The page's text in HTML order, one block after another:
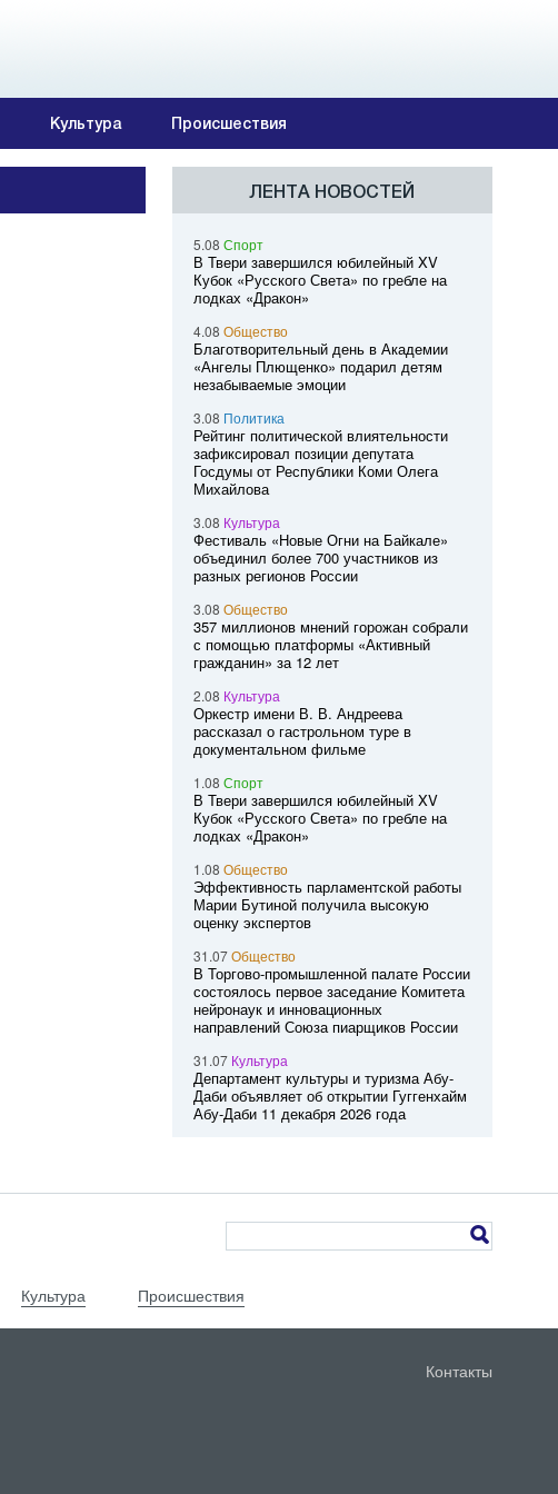
Культура Происшествия
ЛЕНТА НОВОСТЕЙ
5.08 Спорт
В Твери завершился юбилейный XV
Кубок «Русского Света» по гребле на
лодках «Дракон»
4.08 Общество
Благотворительный день в Академии
«Ангелы Плющенко» подарил детям
незабываемые эмоции
3.08 Политика
Рейтинг политической влиятельности
зафиксировал позиции депутата
Госдумы от Республики Коми Олега
Михайлова
3.08 Культура
Фестиваль «Новые Огни на Байкале»
объединил более 700 участников из
разных регионов России
3.08 Общество
357 миллионов мнений горожан собрали
с помощью платформы «Активный
гражданин» за 12 лет
2.08 Культура
Оркестр имени В. В. Андреева
рассказал о гастрольном туре в
документальном фильме
1.08 Спорт
В Твери завершился юбилейный XV
Кубок «Русского Света» по гребле на
лодках «Дракон»
1.08 Общество
Эффективность парламентской работы
Марии Бутиной получила высокую
оценку экспертов
31.07Общество
В Торгово-промышленной палате России
состоялось первое заседание Комитета
нейронаук и инновационных
направлений Союза пиарщиков России
31.07 Культура
Департамент культуры и туризма Абу-
Даби объявляет об открытии Гуггенхайм
Абу-Даби 11 декабря 2026 года
Культура Происшествия
Контакты